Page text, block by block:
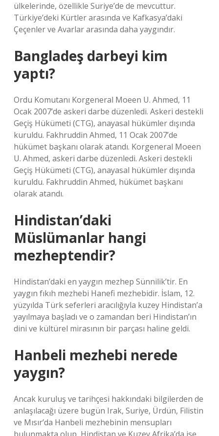
ülkelerinde, özellikle Suriye’de de mevcuttur.
Türkiye’deki Kürtler arasında ve Kafkasya’daki
Çeçenler ve Avarlar arasında daha yaygındır.
Bangladeş darbeyi kim
yaptı?
Ordu Komutanı Korgeneral Moeen U. Ahmed, 11
Ocak 2007’de askeri darbe düzenledi. Askeri destekli
Geçiş Hükümeti (CTG), anayasal hükümler dışında
kuruldu. Fakhruddin Ahmed, 11 Ocak 2007’de
hükümet başkanı olarak atandı. Korgeneral Moeen
U. Ahmed, askeri darbe düzenledi. Askeri destekli
Geçiş Hükümeti (CTG), anayasal hükümler dışında
kuruldu. Fakhruddin Ahmed, hükümet başkanı
olarak atandı.
Hindistan’daki
Müslümanlar hangi
mezheptendir?
Hindistan’daki en yaygın mezhep Sünnilik’tir. En
yaygın fıkıh mezhebi Hanefi mezhebidir. İslam, 12.
yüzyılda Türk seferleri aracılığıyla kuzey Hindistan’a
yayılmaya başladı ve o zamandan beri Hindistan’ın
dini ve kültürel mirasının bir parçası haline geldi.
Hanbeli mezhebi nerede
yaygın?
Ancak kuruluş ve tarihçesi hakkındaki bilgilerden de
anlaşılacağı üzere bugün Irak, Suriye, Ürdün, Filistin
ve Mısır’da Hanbeli mezhebinin mensupları